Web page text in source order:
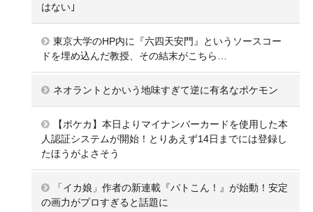
はない｣
東京大学のHP内に『六四天安門』というソースコー
ドを埋め込んだ教授、その結末がこちら…
ネオラントとかいう地味すぎて逆に有名なポケモン
【ポケカ】本日よりマイナンバーカードを使用した本
人認証システムが開始！とりあえず14日までには登録し
たほうがよさそう
「イカ娘」作者の新連載『バトこん！』が始動！安定
の画力がプロすぎると話題に